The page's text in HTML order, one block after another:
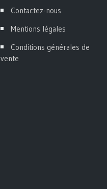
Contactez-nous
Mentions légales
Conditions générales de
vente